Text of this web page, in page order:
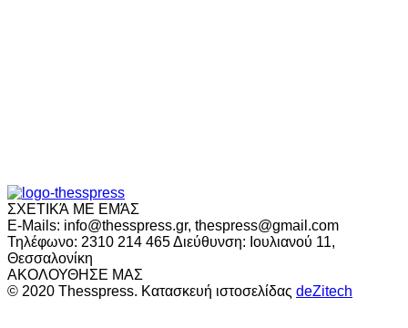
ΣΧΕΤΙΚΆ ΜΕ ΕΜΆΣ
E-Mails: info@thesspress.gr, thespress@gmail.com
Τηλέφωνο: 2310 214 465 Διεύθυνση: Ιουλιανού 11,
Θεσσαλονίκη
ΑΚΟΛΟΥΘΗΣΕ ΜΑΣ
© 2020 Thesspress. Κατασκευή ιστοσελίδας deZitech